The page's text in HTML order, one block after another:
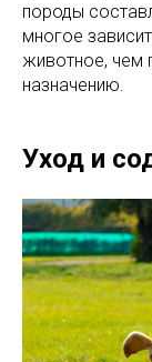
породы
многое
животное, чем
назначению.
Уход и